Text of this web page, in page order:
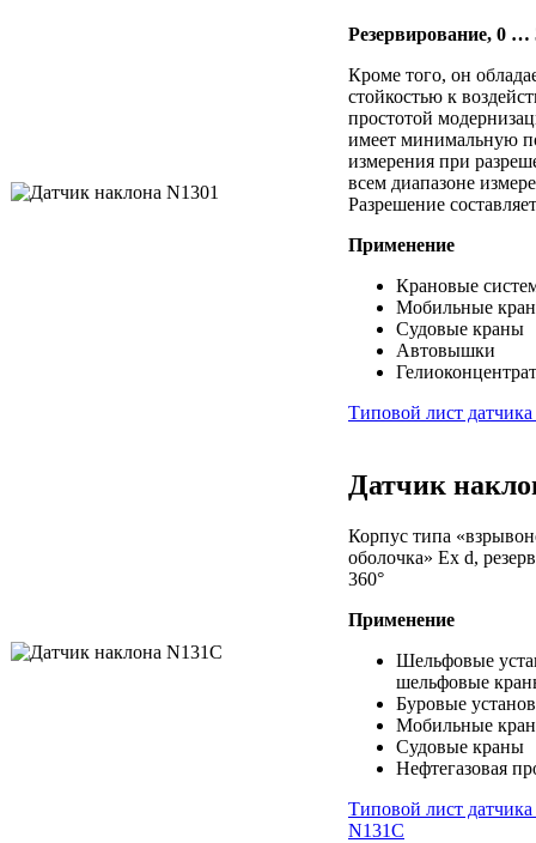
Резервирование, 0 …
Кроме того, он
стойкостью к
простотой
имеет минимальную
измерения при
всем диапазоне
Разрешение
Применение
Крановые
Мобильные
Судовые краны
Автовышки
Типовой лист
Датчик
Корпус типа
оболочка» Ex d,
360°
Применение
Шельфовые
шельфовые
Буровые
Мобильные
Судовые краны
Нефтегазовая
Типовой лист
N131C